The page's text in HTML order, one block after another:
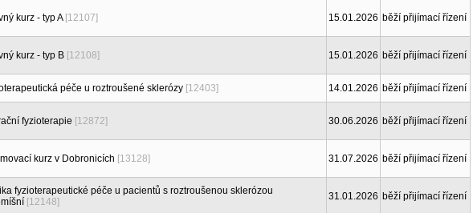
kurz - typ A [12107] 15.01.2026 běží přijímací řízení
kurz - typ B [12108] 15.01.2026 běží přijímací řízení
péče u roztroušené sklerózy [12403] 14.01.2026 běží přijímací řízení
fyzioterapie [12872] 30.06.2026 běží přijímací řízení
kurz v Dobronicích [13128] 31.07.2026 běží přijímací řízení
fyzioterapeutické péče u pacientů s roztroušenou sklerózou
[12148] 31.01.2026 běží přijímací řízení